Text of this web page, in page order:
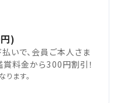
)
いで、会員ご本人さま
料金から300円割引！
ます。